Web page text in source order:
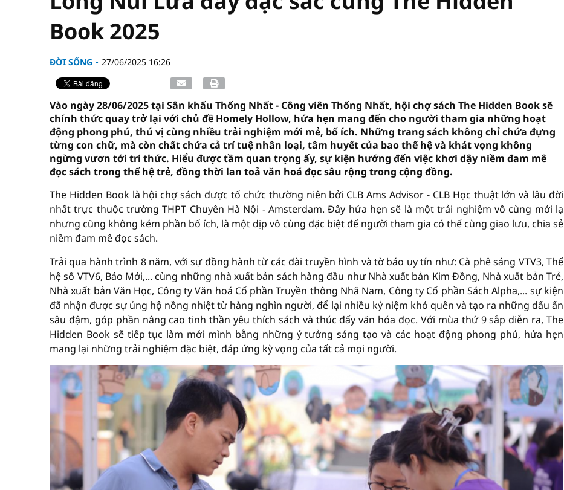
Book 2025
ĐỜI SỐNG 27/06/2025 16:26
Vào ngày 28/06/2025 tại Sân khấu Thống Nhất - Công viên Thống Nhất, hội chợ sách The Hidden Book sẽ
chính thức quay trở lại với chủ đề Homely Hollow, hứa hẹn mang đến cho người tham gia những hoạt
động phong phú, thú vị cùng nhiều trải nghiệm mới mẻ, bổ ích. Những trang sách không chỉ chứa đựng
từng con chữ, mà còn chất chứa cả trí tuệ nhân loại, tâm huyết của bao thế hệ và khát vọng không
ngừng vươn tới tri thức. Hiểu được tầm quan trọng ấy, sự kiện hướng đến việc khơi dậy niềm đam mê
đọc sách trong thế hệ trẻ, đồng thời lan toả văn hoá đọc sâu rộng trong cộng đồng.
The Hidden Book là hội chợ sách được tổ chức thường niên bởi CLB Ams Advisor - CLB Học thuật lớn và lâu đời
nhất trực thuộc trường THPT Chuyên Hà Nội - Amsterdam. Đây hứa hẹn sẽ là một trải nghiệm vô cùng mới lạ
nhưng cũng không kém phần bổ ích, là một dịp vô cùng đặc biệt để người tham gia có thể cùng giao lưu, chia sẻ
niềm đam mê đọc sách.
Trải qua hành trình 8 năm, với sự đồng hành từ các đài truyền hình và tờ báo uy tín như: Cà phê sáng VTV3, Thế
hệ số VTV6, Báo Mới,... cùng những nhà xuất bản sách hàng đầu như Nhà xuất bản Kim Đồng, Nhà xuất bản Trẻ,
Nhà xuất bản Văn Học, Công ty Văn hoá Cổ phần Truyền thông Nhã Nam, Công ty Cổ phần Sách Alpha,... sự kiện
đã nhận được sự ủng hộ nồng nhiệt từ hàng nghìn người, để lại nhiều kỷ niệm khó quên và tạo ra những dấu ấn
sâu đậm, góp phần nâng cao tinh thần yêu thích sách và thúc đẩy văn hóa đọc. Với mùa thứ 9 sắp diễn ra, The
Hidden Book sẽ tiếp tục làm mới mình bằng những ý tưởng sáng tạo và các hoạt động phong phú, hứa hẹn
mang lại những trải nghiệm đặc biệt, đáp ứng kỳ vọng của tất cả mọi người.